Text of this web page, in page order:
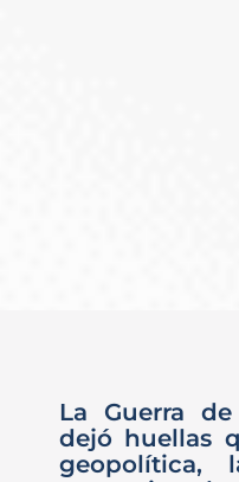
La Guerra de
dejó huellas
geopolítica,